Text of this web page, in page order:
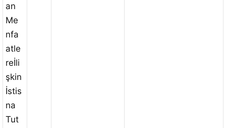
an
Me
nfa
atle
reİli
şkin
İstis
na
Tut